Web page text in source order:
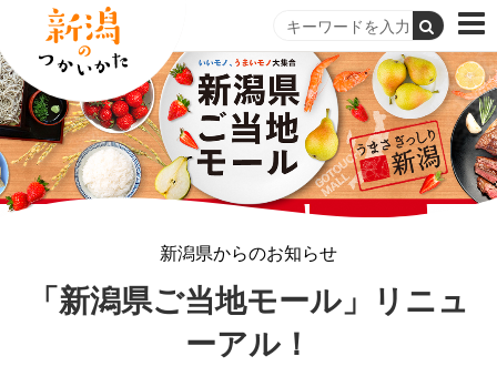
新潟県からのお知らせ
「新潟県ご当地モール」リニュ
ーアル！